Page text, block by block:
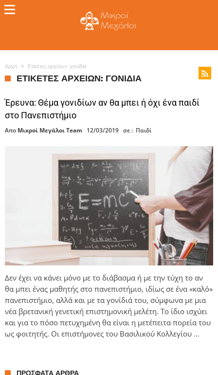
Αρχή Ετικέτες αρχείων: γονίδια
ΕΤΙΚΈΤΕΣ ΑΡΧΕΊΩΝ: ΓΟΝΊΔΙΑ
Έρευνα: Θέμα γονιδίων αν θα μπει ή όχι ένα παιδί
στο Πανεπιστήμιο
Απο Μικροί Μεγάλοι Team 12/03/2019 σε : Παιδί
Δεν έχει να κάνει μόνο με το διάβασμα ή με την τύχη το αν
θα μπει ένας μαθητής στο πανεπιστήμιο, ιδίως σε ένα «καλό»
πανεπιστήμιο, αλλά και με τα γονίδιά του, σύμφωνα με μια
νέα βρετανική γενετική επιστημονική μελέτη. Το ίδιο ισχύει
και για το πόσο πετυχημένη θα είναι η μετέπειτα πορεία του
ως φοιτητής. Οι επιστήμονες του Βασιλικού Κολλεγίου …
ΠΡΌΣΦΑΤΑ ΆΡΘΡΑ